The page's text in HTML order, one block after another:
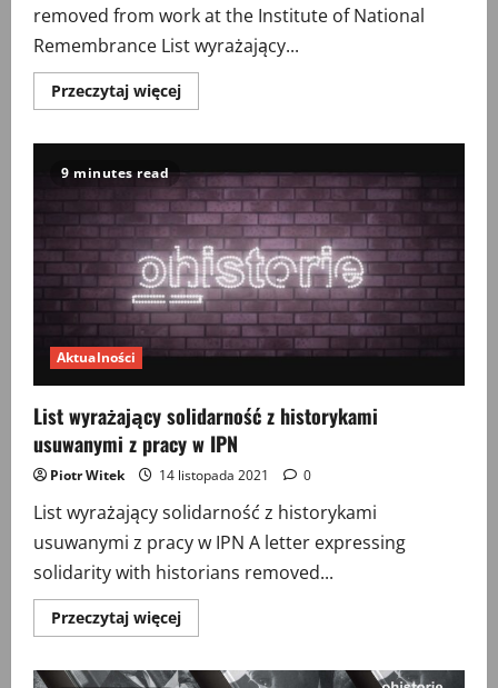
removed from work at the Institute of National
Remembrance List wyrażający...
Przeczytaj więcejPrzeczytaj
więcej
expressing
solidarity
with
historians
removed
from
work
at
the
Institute
of
National
Remembrance
9 minutes read
Aktualności
List wyrażający solidarność z historykami
usuwanymi z pracy w IPN
Piotr Witek 14 listopada 2021 0
List wyrażający solidarność z historykami
usuwanymi z pracy w IPN A letter expressing
solidarity with historians removed...
Przeczytaj więcejPrzeczytaj
więcej
wyrażający